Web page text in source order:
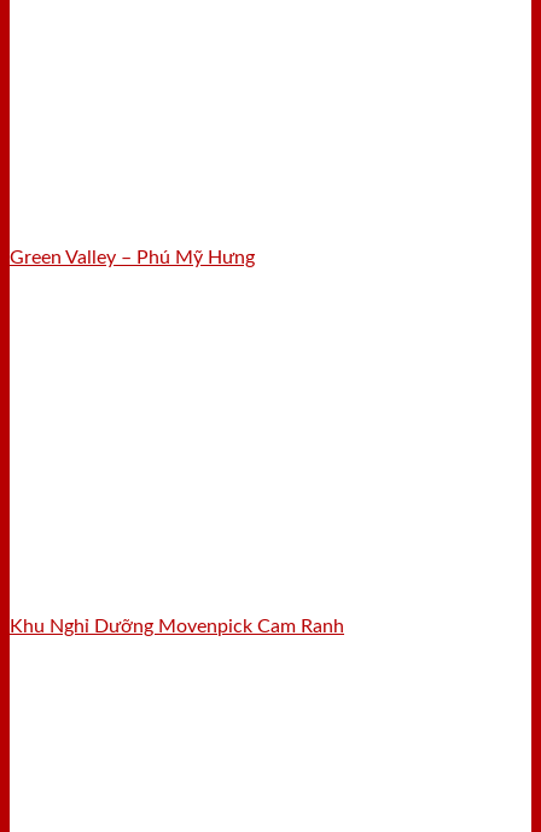
Green Valley – Phú Mỹ Hưng
Khu Nghỉ Dưỡng Movenpick Cam Ranh